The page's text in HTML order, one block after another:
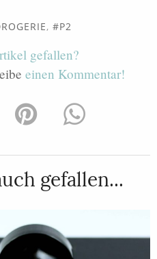
, P2
gefallen?
einen Kommentar!
gefallen...